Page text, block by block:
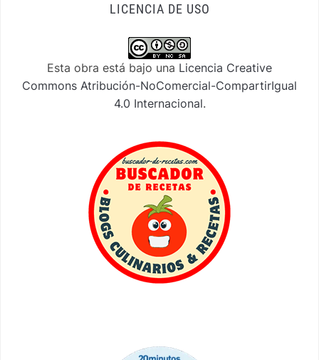
LICENCIA DE USO
Esta obra está bajo una Licencia Creative
Commons Atribución-NoComercial-CompartirIgual
4.0 Internacional.